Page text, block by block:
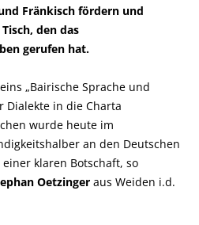
Fränkisch fördern und
den das
gerufen hat.
„Bairische Sprache und
Dialekte in die Charta
wurde heute im
an den Deutschen
klaren Botschaft, so
Oetzinger aus Weiden i.d.